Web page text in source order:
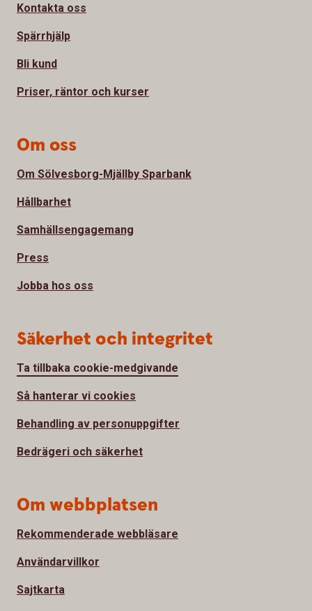
Kontakta oss
Spärrhjälp
Bli kund
Priser, räntor och kurser
Om oss
Om Sölvesborg-Mjällby Sparbank
Hållbarhet
Samhällsengagemang
Press
Jobba hos oss
Säkerhet och integritet
Ta tillbaka cookie-medgivande
Så hanterar vi cookies
Behandling av personuppgifter
Bedrägeri och säkerhet
Om webbplatsen
Rekommenderade webbläsare
Användarvillkor
Sajtkarta